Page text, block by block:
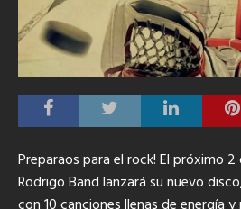
Preparaos para el rock! El próximo
Rodrigo Band lanzará su nuevo